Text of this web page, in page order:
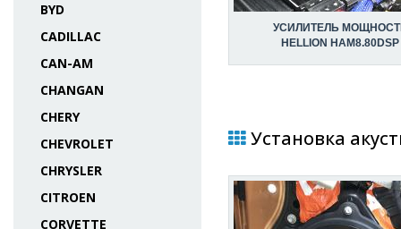
BYD
CADILLAC
CAN-AM
CHANGAN
CHERY
CHEVROLET
CHRYSLER
CITROEN
CORVETTE
УСИЛИТЕЛЬ
HELLION HAM8.80DSP
Установка